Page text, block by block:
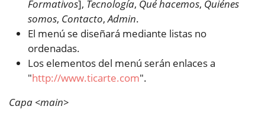
Formativos], Tecnología, Qué hacemos, Quiénes
somos, Contacto,Admin.
El menú se diseñará mediante listas no
ordenadas.
Los elementos del menú serán enlaces a
"http://www.ticarte.com".
Capa <main>